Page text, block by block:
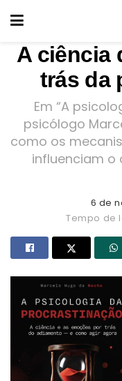
A ciência
trás da
Em “A
psicólogo
como os
influenciam
6 de
Tempo de